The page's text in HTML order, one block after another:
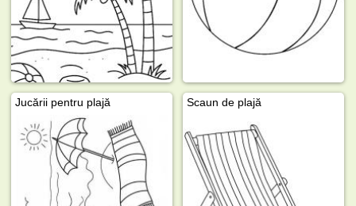
Jucării pentru plajă Scaun de plajă